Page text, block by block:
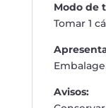
Modo de
Tomar 1
Avisos: